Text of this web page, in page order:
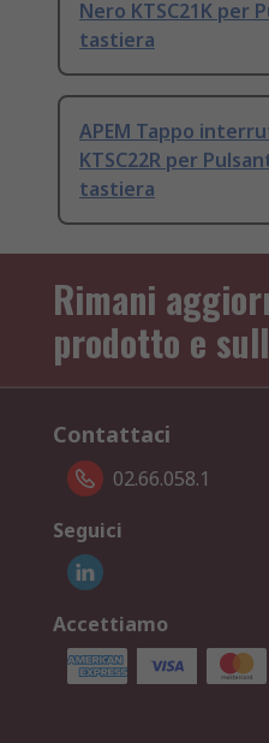
Nero KTSC21K per
tastiera
APEM Tappo
KTSC22R per
tastiera
Rimani
prodotto e
Contattaci
02.66.058.1
Seguici
Accettiamo